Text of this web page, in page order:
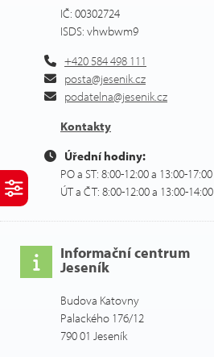
IČ: 00302724
ISDS: vhwbwm9
+420 584 498 111
posta@jesenik.cz
podatelna@jesenik.cz
Kontakty
Úřední hodiny:
PO a ST: 8:00-12:00 a 13:00-17:00
ÚT a ČT: 8:00-12:00 a 13:00-14:00
Informační centrum
Jeseník
Budova Katovny
Palackého 176/12
790 01 Jeseník